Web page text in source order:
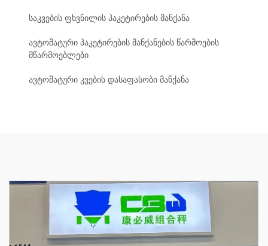
საკვების ფხვნილის პაკეტირების მანქანა
ავტომატური პაკეტირების მანქანების წარმოების
მწარმოებლები
ავტომატური კვების დასაფასობი მანქანა